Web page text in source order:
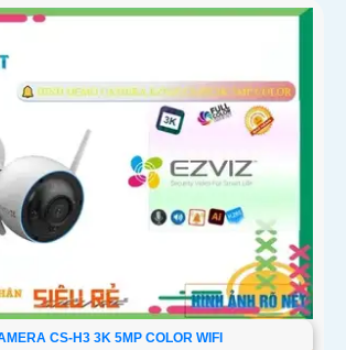
CS-H3 3K 5MP COLOR WIFI